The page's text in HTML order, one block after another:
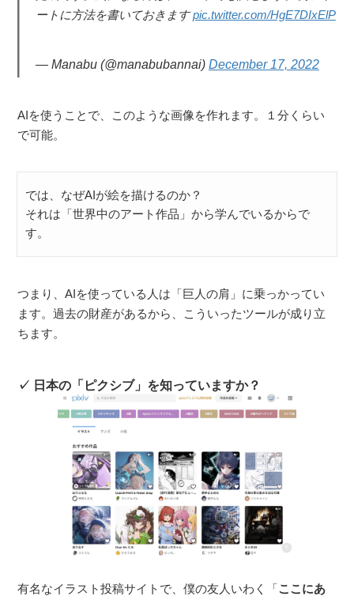
ートに方法を書いておきますpic.twitter.com/HgE7DIxElP
— Manabu (@manabubannai) December 17, 2022
AIを使うことで、このような画像を作れます。１分くらい
で可能。
では、なぜAIが絵を描けるのか？
それは「世界中のアート作品」から学んでいるからで
す。
つまり、AIを使っている人は「巨人の肩」に乗っかってい
ます。過去の財産があるから、こういったツールが成り立
ちます。
日本の「ピクシブ」を知っていますか？
有名なイラスト投稿サイトで、僕の友人いわく「ここにあ